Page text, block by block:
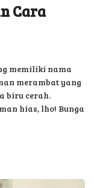
Cara
memiliki nama
merambat yang
biru cerah.
hias, lho! Bunga